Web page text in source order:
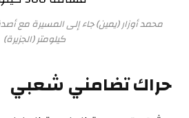
كيلومتر (الجزيرة)
حراك تضامني شعبي